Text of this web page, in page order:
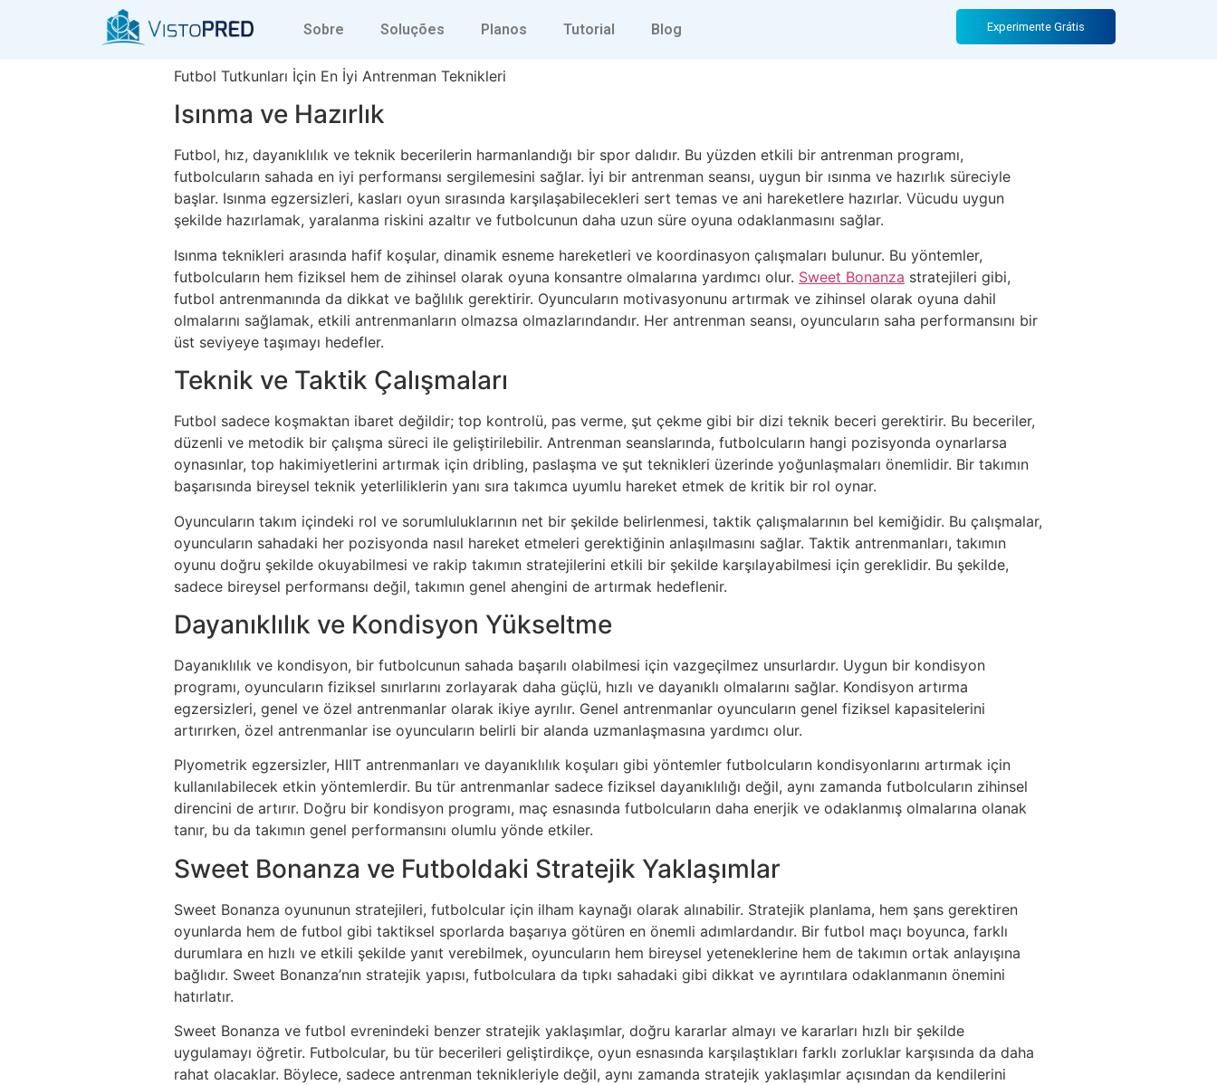
Sobre Soluções Planos Tutorial Blog Experimente Grátis
Futbol Tutkunları İçin En İyi Antrenman Teknikleri
Futbol Tutkunları İçin En İyi Antrenman Teknikleri
Isınma ve Hazırlık
Futbol, hız, dayanıklılık ve teknik becerilerin harmanlandığı bir spor dalıdır. Bu yüzden etkili bir antrenman programı,
futbolcuların sahada en iyi performansı sergilemesini sağlar. İyi bir antrenman seansı, uygun bir ısınma ve hazırlık süreciyle
başlar. Isınma egzersizleri, kasları oyun sırasında karşılaşabilecekleri sert temas ve ani hareketlere hazırlar. Vücudu uygun
şekilde hazırlamak, yaralanma riskini azaltır ve futbolcunun daha uzun süre oyuna odaklanmasını sağlar.
Isınma teknikleri arasında hafif koşular, dinamik esneme hareketleri ve koordinasyon çalışmaları bulunur. Bu yöntemler,
futbolcuların hem fiziksel hem de zihinsel olarak oyuna konsantre olmalarına yardımcı olur. Sweet Bonanza stratejileri gibi,
futbol antrenmanında da dikkat ve bağlılık gerektirir. Oyuncuların motivasyonunu artırmak ve zihinsel olarak oyuna dahil
olmalarını sağlamak, etkili antrenmanların olmazsa olmazlarındandır. Her antrenman seansı, oyuncuların saha performansını bir
üst seviyeye taşımayı hedefler.
Teknik ve Taktik Çalışmaları
Futbol sadece koşmaktan ibaret değildir; top kontrolü, pas verme, şut çekme gibi bir dizi teknik beceri gerektirir. Bu beceriler,
düzenli ve metodik bir çalışma süreci ile geliştirilebilir. Antrenman seanslarında, futbolcuların hangi pozisyonda oynarlarsa
oynasınlar, top hakimiyetlerini artırmak için dribling, paslaşma ve şut teknikleri üzerinde yoğunlaşmaları önemlidir. Bir takımın
başarısında bireysel teknik yeterliliklerin yanı sıra takımca uyumlu hareket etmek de kritik bir rol oynar.
Oyuncuların takım içindeki rol ve sorumluluklarının net bir şekilde belirlenmesi, taktik çalışmalarının bel kemiğidir. Bu çalışmalar,
oyuncuların sahadaki her pozisyonda nasıl hareket etmeleri gerektiğinin anlaşılmasını sağlar. Taktik antrenmanları, takımın
oyunu doğru şekilde okuyabilmesi ve rakip takımın stratejilerini etkili bir şekilde karşılayabilmesi için gereklidir. Bu şekilde,
sadece bireysel performansı değil, takımın genel ahengini de artırmak hedeflenir.
Dayanıklılık ve Kondisyon Yükseltme
Dayanıklılık ve kondisyon, bir futbolcunun sahada başarılı olabilmesi için vazgeçilmez unsurlardır. Uygun bir kondisyon
programı, oyuncuların fiziksel sınırlarını zorlayarak daha güçlü, hızlı ve dayanıklı olmalarını sağlar. Kondisyon artırma
egzersizleri, genel ve özel antrenmanlar olarak ikiye ayrılır. Genel antrenmanlar oyuncuların genel fiziksel kapasitelerini
artırırken, özel antrenmanlar ise oyuncuların belirli bir alanda uzmanlaşmasına yardımcı olur.
Plyometrik egzersizler, HIIT antrenmanları ve dayanıklılık koşuları gibi yöntemler futbolcuların kondisyonlarını artırmak için
kullanılabilecek etkin yöntemlerdir. Bu tür antrenmanlar sadece fiziksel dayanıklılığı değil, aynı zamanda futbolcuların zihinsel
direncini de artırır. Doğru bir kondisyon programı, maç esnasında futbolcuların daha enerjik ve odaklanmış olmalarına olanak
tanır, bu da takımın genel performansını olumlu yönde etkiler.
Sweet Bonanza ve Futboldaki Stratejik Yaklaşımlar
Sweet Bonanza oyununun stratejileri, futbolcular için ilham kaynağı olarak alınabilir. Stratejik planlama, hem şans gerektiren
oyunlarda hem de futbol gibi taktiksel sporlarda başarıya götüren en önemli adımlardandır. Bir futbol maçı boyunca, farklı
durumlara en hızlı ve etkili şekilde yanıt verebilmek, oyuncuların hem bireysel yeteneklerine hem de takımın ortak anlayışına
bağlıdır. Sweet Bonanza’nın stratejik yapısı, futbolculara da tıpkı sahadaki gibi dikkat ve ayrıntılara odaklanmanın önemini
hatırlatır.
Sweet Bonanza ve futbol evrenindeki benzer stratejik yaklaşımlar, doğru kararlar almayı ve kararları hızlı bir şekilde
uygulamayı öğretir. Futbolcular, bu tür becerileri geliştirdikçe, oyun esnasında karşılaştıkları farklı zorluklar karşısında da daha
rahat olacaklar. Böylece, sadece antrenman teknikleriyle değil, aynı zamanda stratejik yaklaşımlar açısından da kendilerini